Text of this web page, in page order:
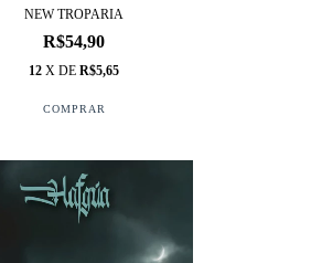
NEW TROPARIA
R$54,90
12 X DER$5,65